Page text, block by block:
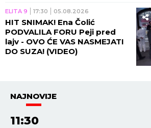
ELITA 9 17:30 05.08.2026
HIT SNIMAK! Ena Čolić
PODVALILA FORU Peji pred
lajv - OVO ĆE VAS NASMEJATI
DO SUZA! (VIDEO)
NAJNOVIJE
11:30